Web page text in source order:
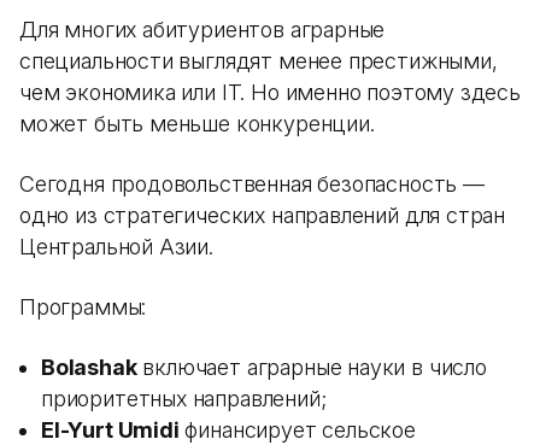
Для многих абитуриентов аграрные
специальности выглядят менее престижными,
чем экономика или IT. Но именно поэтому здесь
может быть меньше конкуренции.
Сегодня продовольственная безопасность —
одно из стратегических направлений для стран
Центральной Азии.
Программы:
Bolashakвключает аграрные науки в число
приоритетных направлений;
El-Yurt Umidi финансирует сельское